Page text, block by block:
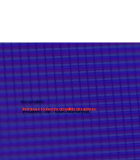
Nos actualités
Retrouvez toutes nos actualités assurances :
Innovations - Prix - Salon - Internationale